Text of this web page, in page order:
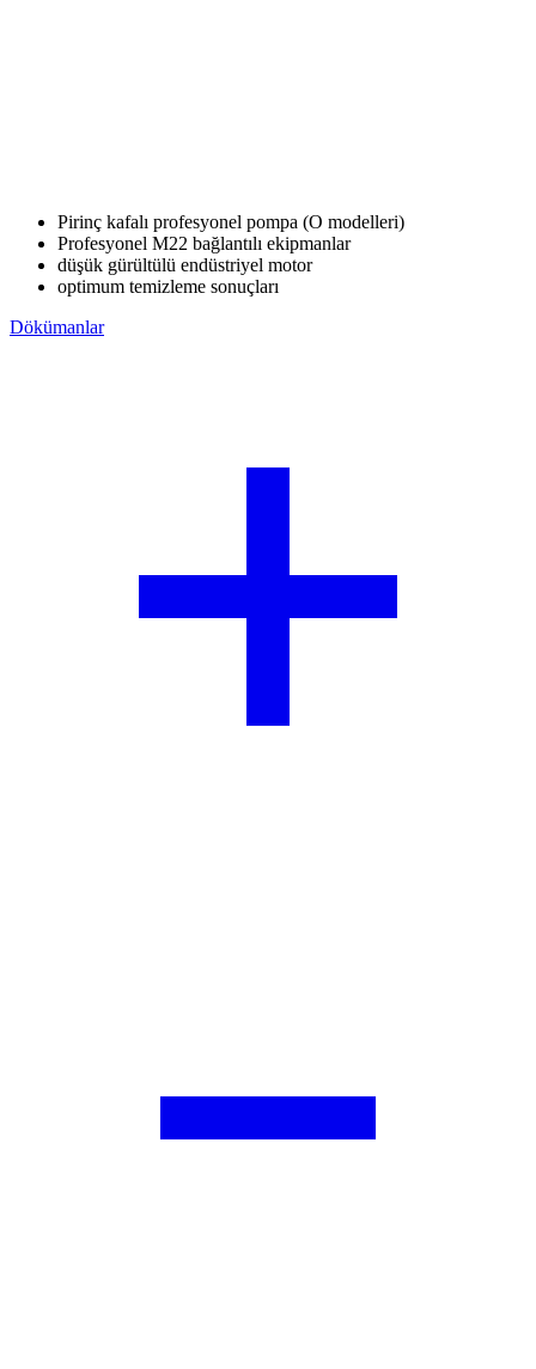
Pirinç kafalı profesyonel pompa (O modelleri)
Profesyonel M22 bağlantılı ekipmanlar
düşük gürültülü endüstriyel motor
optimum temizleme sonuçları
Dökümanlar